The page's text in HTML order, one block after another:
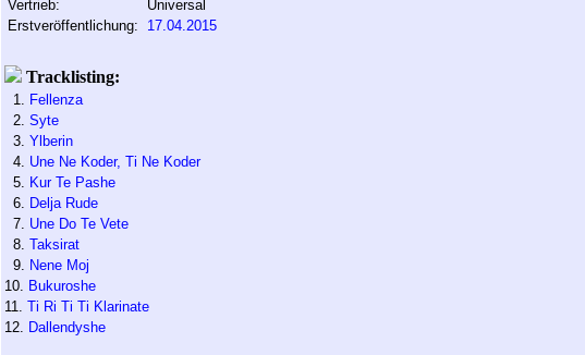
Vertrieb:
Universal
Erstveröffentlichung:
17.04.2015
Tracklisting:
1. Fellenza
2. Syte
3. Ylberin
4. Une Ne Koder, Ti Ne Koder
5. Kur Te Pashe
6. Delja Rude
7. Une Do Te Vete
8. Taksirat
9. Nene Moj
10. Bukuroshe
11. Ti Ri Ti Ti Klarinate
12. Dallendyshe